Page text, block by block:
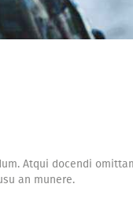
Atqui docendi
an munere.